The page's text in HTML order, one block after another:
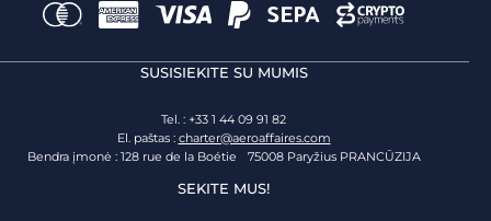
SUSISIEKITE SU MUMIS
Tel. : +33 1 44 09 91 82
El. paštas : charter@aeroaffaires.com
Bendra įmonė : 128 rue de la Boétie 75008 Paryžius PRANCŪZIJA
SEKITE MUS!